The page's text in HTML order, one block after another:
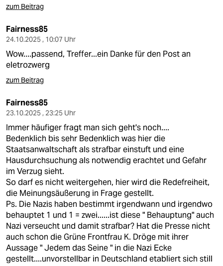
zum Beitrag
Fairness85
24.10.2025 , 10:07 Uhr
Wow....passend, Treffer...ein Danke für den Post an
eletrozwerg
zum Beitrag
Fairness85
23.10.2025 , 23:25 Uhr
Immer häufiger fragt man sich geht's noch....
Bedenklich bis sehr Bedenklich was hier die
Staatsanwaltschaft als strafbar einstuft und eine
Hausdurchsuchung als notwendig erachtet und Gefahr
im Verzug sieht.
So darf es nicht weitergehen, hier wird die Redefreiheit,
die Meinungsäußerung in Frage gestellt.
Ps. Die Nazis haben bestimmt irgendwann und irgendwo
behauptet 1 und 1 = zwei......ist diese " Behauptung" auch
Nazi verseucht und damit strafbar? Hat die Presse nicht
auch schon die Grüne Frontfrau K. Dröge mit ihrer
Aussage " Jedem das Seine " in die Nazi Ecke
gestellt....unvorstellbar in Deutschland etabliert sich still